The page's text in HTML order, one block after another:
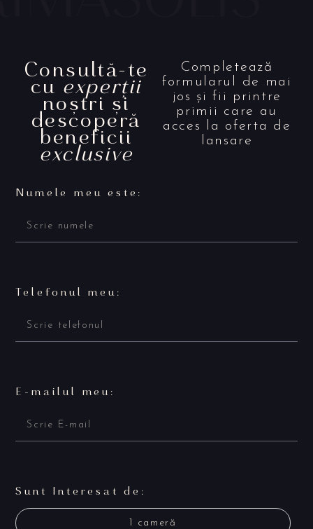
Consultă-te
cuexperții
noștri și
descoperă
beneficii
exclusive
Completează
formularul de mai
jos și fii printre
primii care au
acces la oferta de
lansare
Numele meu este:
Telefonul meu:
E-mailul meu:
Sunt Interesat de:
1 cameră